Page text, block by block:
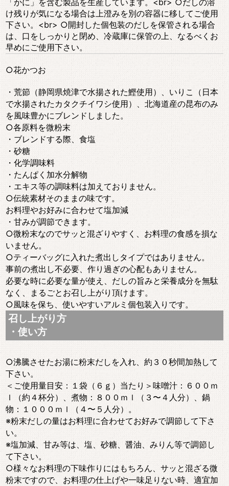
「かに」を含む製品を生産しています。<br> ○だしの溶
け残りが気になる場合は上澄みを別の容器に移してご使用
下さい。<br> ○開封した個包装のだしを保管される場合
は、口をしっかりと閉め、冷蔵庫に保管の上、なるべくお
早めにご使用下さい。
○花かつお
・荒節（静岡県焼津で水揚された鰹使用）、いりこ（日本
で水揚されたカタクチイワシ使用）、北海道産の昆布のみ
を風味豊かにブレンドしました。
○各原料を微粉末
・ブレンドする際、食塩
・砂糖
・化学調味料
・たんぱく加水分解物
・エキス等の調味料は加えておりません。
○伝統素材そのままの味です。
お料理やお好みに合わせて塩加減
・甘みが調節できます。
○微粉末なのでサッと混ざりやすく、お料理の食感を損な
いません。
○ティーバッグに入れた煮出しタイプではありません。
事前の煮出し不必要、作り過ぎの心配もありません。
必要な時に必要な量が使え、だしの旨みと栄養成分を無駄
なく、まるごとお召し上がり頂けます。
○風味を保ち、使いやすいアルミ個包装入りです。
召し上がり方
・使い方
○沸騰させたお湯に粉末だしを入れ、約３０秒間加熱して
下さい。
＜ご使用量目安：１袋（６ｇ）当たり＞味噌汁：６００ｍ
ｌ（約４杯分）、煮物：８００ｍｌ（３〜４人分）、鍋
物：１０００ｍｌ（４〜５人分）。
※粉末だしの量はお料理に合わせてお好みで調節して下さ
い。
※塩加減、甘み等は、塩、砂糖、醤油、みりん等で調節し
て下さい。
○様々なお料理の下味作りにはもちろん、サッと混ざる微
粉末ですので、お料理の仕上げや一味足りない時、適宜加